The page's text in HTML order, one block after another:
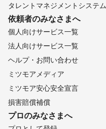
タレントマネジメントシステム
依頼者のみなさまへ
個人向けサービス一覧
法人向けサービス一覧
ヘルプ・お問い合わせ
ミツモアメディア
ミツモア安心安全宣言
損害賠償補償
プロのみなさまへ